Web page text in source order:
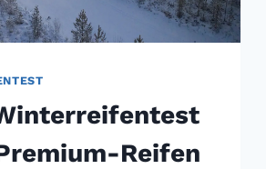
Reifen